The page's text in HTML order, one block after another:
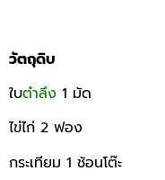
วัตถุดิบ
ใบตำลึง 1 มัด
ไข่ไก่ 2 ฟอง
กระเทียม 1 ช้อนโต๊ะ